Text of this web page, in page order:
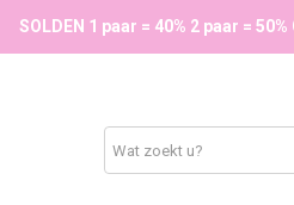
SOLDEN 1 paar = 40% 2 paar =